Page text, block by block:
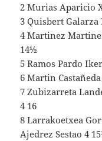
2 Murias Aparicio
3 Quisbert
4 Martinez
14½
5 Ramos Pardo
6 Martin
7 Zubizarreta
4 16
8 Larrakoetxea
Ajedrez Sestao 4